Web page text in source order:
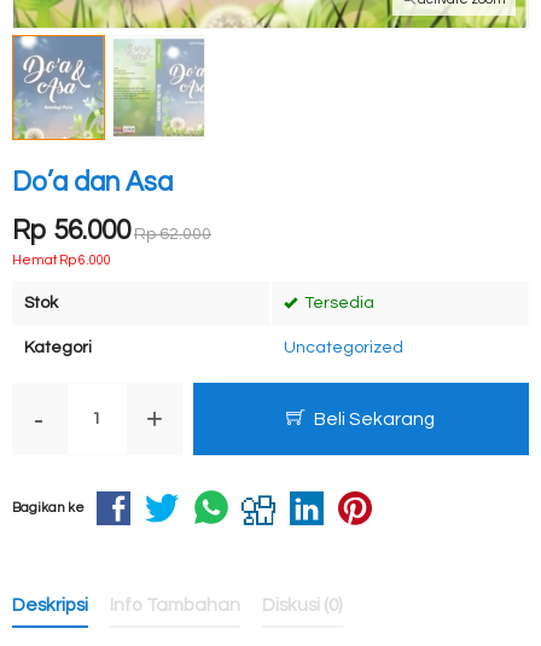
Do’a dan Asa
Rp 56.000 Rp 62.000
Hemat Rp 6.000
Stok Tersedia
Kategori Uncategorized
- + Beli Sekarang
Bagikan ke
Deskripsi Info Tambahan Diskusi (0)